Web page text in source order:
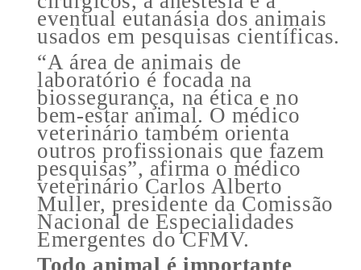
eventual eutanásia dos animais
usados em pesquisas científicas.
“A área de animais de
laboratório é focada na
biossegurança, na ética e no
bem-estar animal. O médico
veterinário também orienta
outros profissionais que fazem
pesquisas”, afirma o médico
veterinário Carlos Alberto
Muller, presidente da Comissão
Nacional de Especialidades
Emergentes do CFMV.
Todo animal é importante